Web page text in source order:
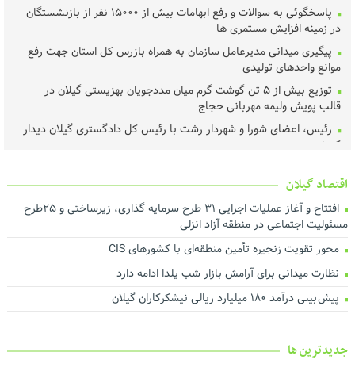
پاسخگوئی به سوالات و رفع ابهامات بیش از ۱۵۰۰۰ نفر از بازنشستگان
در زمینه افزایش مستمری ها
پیگیری میدانی مدیرعامل سازمان به همراه بازرس کل استان جهت رفع
موانع واحدهای تولیدی
توزیع بیش از ۵ تن گوشت گرم میان مددجویان بهزیستی گیلان در
قالب پویش ولیمه مهربانی حجاج
رئیس، اعضای شورا و شهردار رشت با رئیس‌ کل دادگستری گیلان دیدار
کردند ‌
خرید تضمینی گندم در گیلان آغاز شد
لزوم اجماع رسانه‌ای برای نجات محیط‌زیست گیلان
هم‌افزایی برای ارتقای فرهنگ مصرف و مدیریت بهینه انرژی
تأخیر در پرداخت تسهیلات، اثربخشی حمایت از تولید را کاهش می‌دهد
درآمد پایدار کلید توسعه شهری است
اجرای بیش از ۵۰ پروژه آبرسانی در گیلان
گیلان
اقتصاد گیلان
افتتاح و آغاز عملیات اجرایی ۳۱ طرح سرمایه گذاری، زیرساختی و ۲۵طرح
مسئولیت اجتماعی در منطقه آزاد انزلی
محور تقویت زنجیره تأمین منطقه‌ای با کشورهای CIS
نظارت میدانی برای آرامش بازار شب یلدا ادامه دارد
پیش بینی درآمد ۱۸۰ میلیارد ریالی نیشکرکاران گیلان
جديدترين ها